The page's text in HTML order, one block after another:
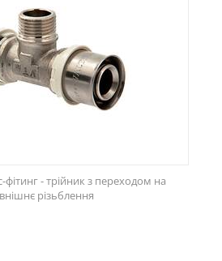
- трійник з переходом на
різьблення